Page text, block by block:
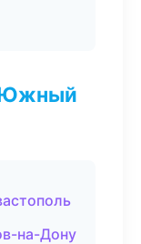
Южный
на-Дону